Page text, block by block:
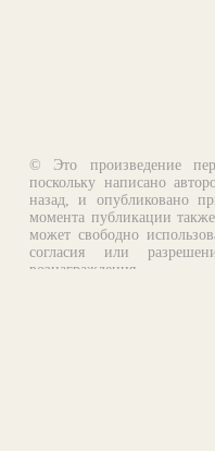
© Это произведение
поскольку написано
назад, и опубликовано
момента публикации
может свободно
согласия или
вознаграждения.